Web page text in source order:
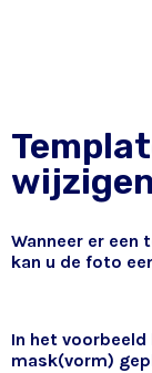
wijzigen
Wanneer er
kan u de foto
In het
mask(vorm)